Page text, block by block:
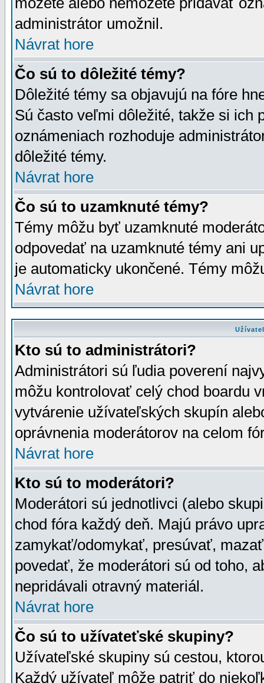
administrátor umožnil.
Návrat hore
Čo sú to dôležité témy?
Dôležité témy sa objavujú na fóre
Sú často veľmi dôležité, takže si ich
oznámeniach rozhoduje
dôležité témy.
Návrat hore
Čo sú to uzamknuté témy?
Témy môžu byť uzamknuté
odpovedať na uzamknuté témy ani
je automaticky ukončené. Témy
Návrat hore
Kto sú to administrátori?
Administrátori sú ľudia poverení
môžu kontrolovať celý chod boardu
vytvárenie užívateľských skupín
oprávnenia moderátorov na celom
Návrat hore
Kto sú to moderátori?
Moderátori sú jednotlivci (alebo
chod fóra každý deň. Majú právo
zamykať/odomykať, presúvať,
povedať, že moderátori sú od toho,
nepridávali otravný materiál.
Návrat hore
Čo sú to užívateťské skupiny?
Užívateľské skupiny sú cestou,
Každý užívateľ môže patriť do